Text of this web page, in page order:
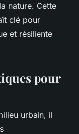
nature. Cette
clé pour
et résiliente
pour
urbain, il